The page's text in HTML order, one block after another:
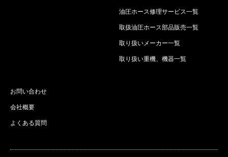
油圧ホース修理サービス一覧
取扱油圧ホース部品販売一覧
取り扱いメーカー一覧
取り扱い重機、機器一覧
お問い合わせ
会社概要
よくある質問